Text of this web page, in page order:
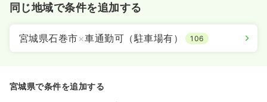
同じ地域で条件を追加する
宮城県石巻市×車通勤可（駐車場有） 106
宮城県で条件を追加する